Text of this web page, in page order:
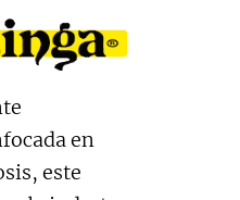
principal
en
este